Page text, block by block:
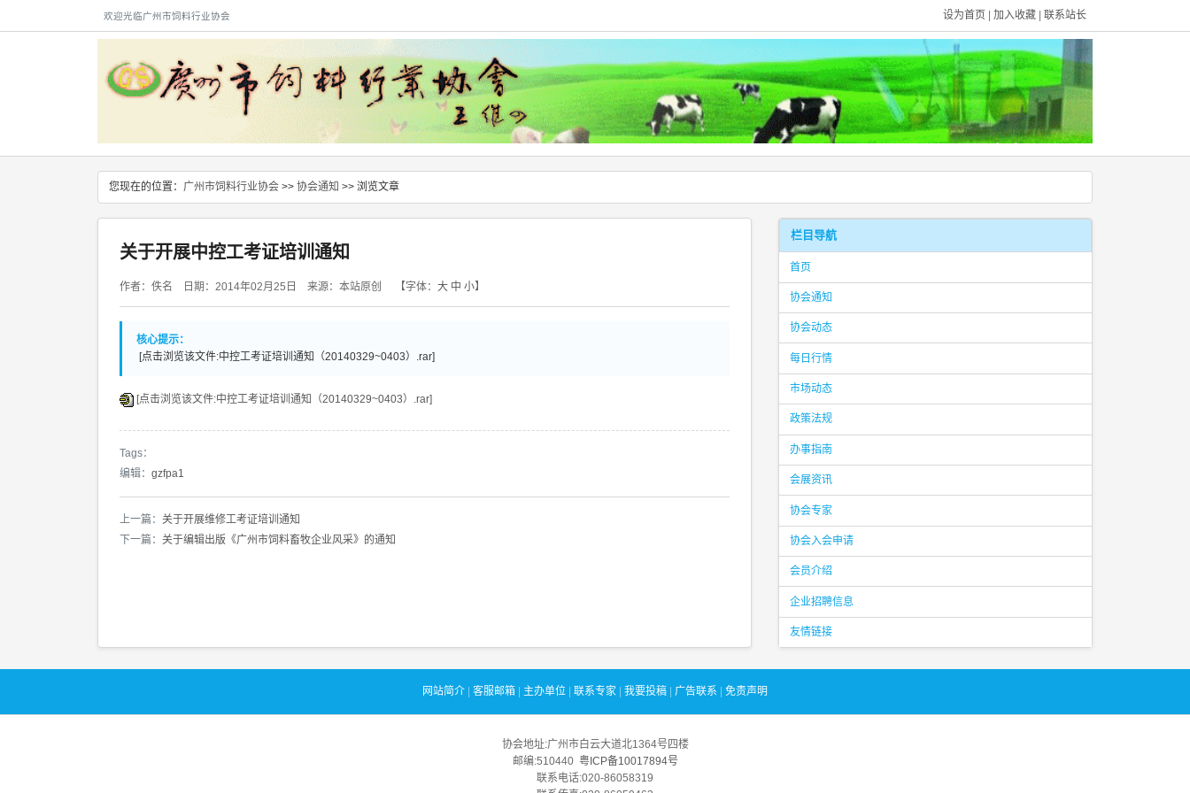
欢迎光临广州市饲料行业协会 设为首页 加入收藏 联系站长
您现在的位置： 广州市饲料行业协会 >> 协会通知 >> 浏览文章
关于开展中控工考证培训通知
作者：佚名 日期：2014年02月25日 来源：本站原创 【字体： 大 中 小】
核心提示：
[点击浏览该文件:中控工考证培训通知（20140329~0403）.rar]
[点击浏览该文件:中控工考证培训通知（20140329~0403）.rar]
Tags：
编辑： gzfpa1
上一篇： 关于开展维修工考证培训通知
下一篇： 关于编辑出版《广州市饲料畜牧企业风采》的通知
栏目导航
首页
协会通知
协会动态
每日行情
市场动态
政策法规
办事指南
会展资讯
协会专家
协会入会申请
会员介绍
企业招聘信息
友情链接
网站简介 客服邮箱 主办单位 联系专家 我要投稿 广告联系 免责声明
协会地址:广州市白云大道北1364号四楼
邮编:510440 粤ICP备10017894号
联系电话:020-86058319